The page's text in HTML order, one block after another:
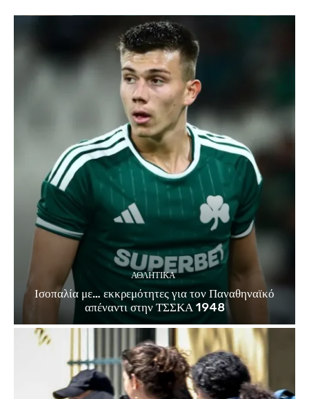
ΑΘΛΗΤΙΚΑ
Ισοπαλία με… εκκρεμότητες για τον Παναθηναϊκό
απέναντι στην ΤΣΣΚΑ 1948